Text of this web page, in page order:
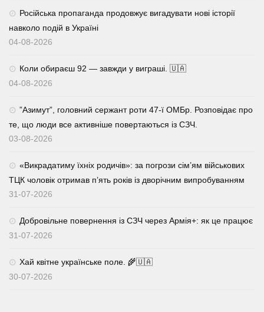
Російська пропаганда продовжує вигадувати нові історії
навколо подій в Україні
04-08-2026
Коли обираєш 92 — завжди у виграші. 🇺🇦
04-08-2026
⁨”Азимут”, головний сержант роти 47-ї ОМБр. Розповідає про
те, що люди все активніше повертаються із СЗЧ.
03-08-2026
«Викрадатиму їхніх родичів»: за погрози сім’ям військових
ТЦК чоловік отримав п’ять років із дворічним випробуванням
31-07-2026
Добровільне повернення із СЗЧ через Армія+: як це працює
31-07-2026
Хай квітне українське поле. 🌾🇺🇦
30-07-2026